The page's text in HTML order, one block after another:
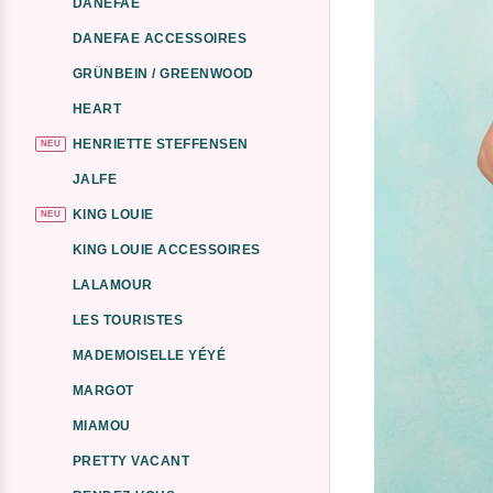
DANEFAE
DANEFAE ACCESSOIRES
GRÜNBEIN / GREENWOOD
HEART
NEU HENRIETTE STEFFENSEN
JALFE
NEU KING LOUIE
KING LOUIE ACCESSOIRES
LALAMOUR
LES TOURISTES
MADEMOISELLE YÉYÉ
MARGOT
MIAMOU
PRETTY VACANT